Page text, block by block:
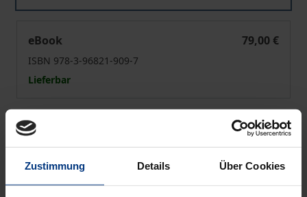
Zustimmung Details Über Cookies
eBook
79,00 €
ISBN 978-3-96821-909-7
Lieferbar
Preisangaben inkl. MwSt. Abhängig von der Lieferadresse
kann die MwSt. an der Kasse variieren.